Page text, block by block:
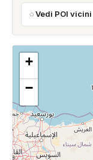
Vedi POI vicini
+
−